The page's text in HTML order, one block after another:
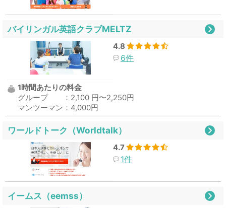
バイリンガル英語クラブMELTZ
4.8
6件
1時間あたりの料金
グループ ：2,100 円〜2,250円
マンツーマン：4,000円
ワールドトーク（Worldtalk）
4.7
1件
イームス（eemss）